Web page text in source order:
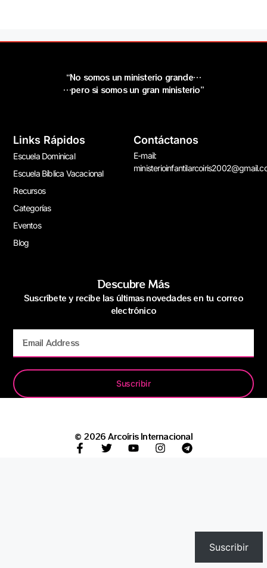
“No somos un ministerio grande…
…pero si somos un gran ministerio”
Links Rápidos
Escuela Dominical
Escuela Bíblica Vacacional
Recursos
Categorías
Eventos
Blog
Contáctanos
E-mail:
Descubre Más
Suscríbete y recibe las últimas novedades en tu correo
electrónico
Suscribir
© 2026 Arcoíris Internacional
Suscribir